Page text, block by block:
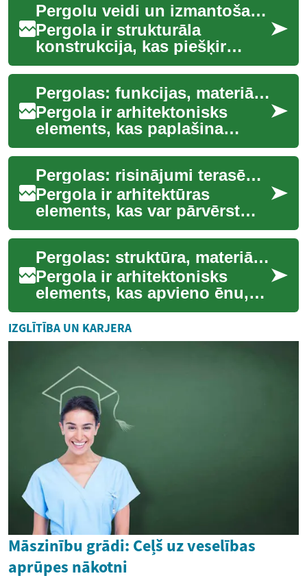
Pergolu veidi un izmantošana terasē un dārzā
Pergola ir strukturāla
konstrukcija, kas piešķir
terasei vai dārzam skaidru
funkciju un stilu, vienlaikus
nodrošinot ...
Pergolas: funkcijas, materiāli un piemērotība terasei vai dārzam
Pergola ir arhitektonisks
elements, kas paplašina
dzīvojamo telpu uz āru,
nodrošinot struktūru, kas var
sniegt ēnu, e...
Pergolas: risinājumi terasēm un dārzam
Pergola ir arhitektūras
elements, kas var pārvērst
terasi vai dārzu par
funkcionālu un estētisku āra
telpu. Šajā raks...
Pergolas: struktūra, materiāli un piemērošana dārzā un terasē
Pergola ir arhitektonisks
elements, kas apvieno ēnu,
estētiku un funkcionalitāti
ārtelpās, piemēram, dārzā vai
uz ter...
IZGLĪTĪBA UN KARJERA
Māszinību grādi: Ceļš uz veselības
aprūpes nākotni